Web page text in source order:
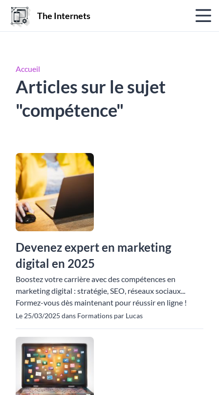
The Internets
Accueil
Articles sur le sujet
"compétence"
Devenez expert en marketing
digital en 2025
Boostez votre carrière avec des compétences en
marketing digital : stratégie, SEO, réseaux sociaux...
Formez-vous dès maintenant pour réussir en ligne !
Le 25/03/2025 dans Formations par Lucas